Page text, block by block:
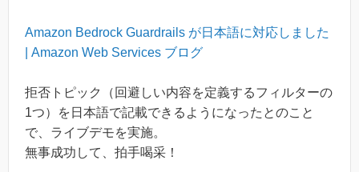
Amazon Bedrock Guardrails が日本語に対応しました
| Amazon Web Services ブログ
拒否トピック（回避しい内容を定義するフィルターの
1つ）を日本語で記載できるようになったとのこと
で、ライブデモを実施。
無事成功して、拍手喝采！